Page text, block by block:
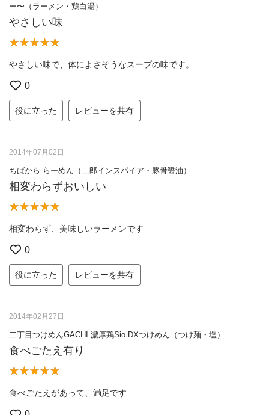
ー〜（ラーメン・鶏白湯）
やさしい味
やさしい味で、体によさそうなスープの味です。
0
役に立った レビューを共有
2014年07月02日
ちばから らーめん（二郎インスパイア・豚骨醤油）
相変わらずおいしい
相変わらず、美味しいラーメンです
0
役に立った レビューを共有
2014年02月27日
二丁目つけめんGACHI 濃厚鶏Sio DXつけめん（つけ麺・塩）
食べごたえ有り
食べごたえがあって、満足です